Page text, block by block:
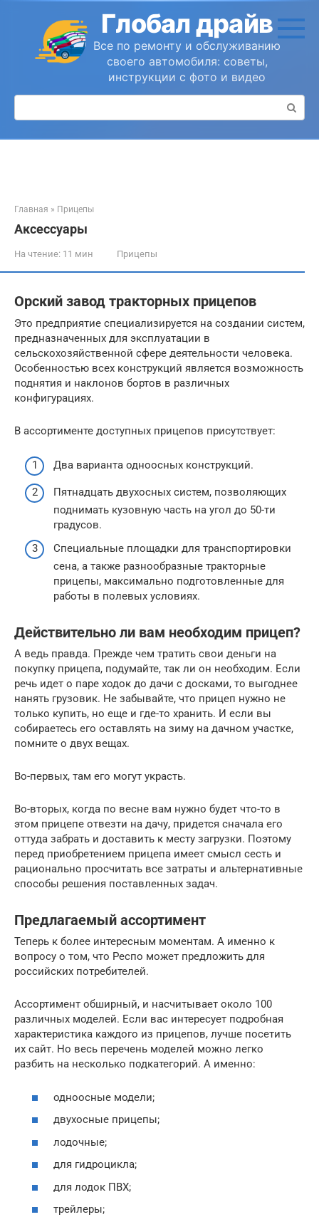
контенту
Глобал драйв
Все по ремонту и обслуживанию
своего автомобиля: советы,
инструкции с фото и видео
Поиск:
Главная » Прицепы
Аксессуары
На чтение: 11 мин Прицепы
Орский завод тракторных прицепов
Это предприятие специализируется на создании систем,
предназначенных для эксплуатации в
сельскохозяйственной сфере деятельности человека.
Особенностью всех конструкций является возможность
поднятия и наклонов бортов в различных
конфигурациях.
В ассортименте доступных прицепов присутствует:
Два варианта одноосных конструкций.
Пятнадцать двухосных систем, позволяющих
поднимать кузовную часть на угол до 50-ти
градусов.
Специальные площадки для транспортировки
сена, а также разнообразные тракторные
прицепы, максимально подготовленные для
работы в полевых условиях.
Действительно ли вам необходим прицеп?
А ведь правда. Прежде чем тратить свои деньги на
покупку прицепа, подумайте, так ли он необходим. Если
речь идет о паре ходок до дачи с досками, то выгоднее
нанять грузовик. Не забывайте, что прицеп нужно не
только купить, но еще и где-то хранить. И если вы
собираетесь его оставлять на зиму на дачном участке,
помните о двух вещах.
Во-первых, там его могут украсть.
Во-вторых, когда по весне вам нужно будет что-то в
этом прицепе отвезти на дачу, придется сначала его
оттуда забрать и доставить к месту загрузки. Поэтому
перед приобретением прицепа имеет смысл сесть и
рационально просчитать все затраты и альтернативные
способы решения поставленных задач.
Предлагаемый ассортимент
Теперь к более интересным моментам. А именно к
вопросу о том, что Респо может предложить для
российских потребителей.
Ассортимент обширный, и насчитывает около 100
различных моделей. Если вас интересует подробная
характеристика каждого из прицепов, лучше посетить
их сайт. Но весь перечень моделей можно легко
разбить на несколько подкатегорий. А именно:
одноосные модели;
двухосные прицепы;
лодочные;
для гидроцикла;
для лодок ПВХ;
трейлеры;